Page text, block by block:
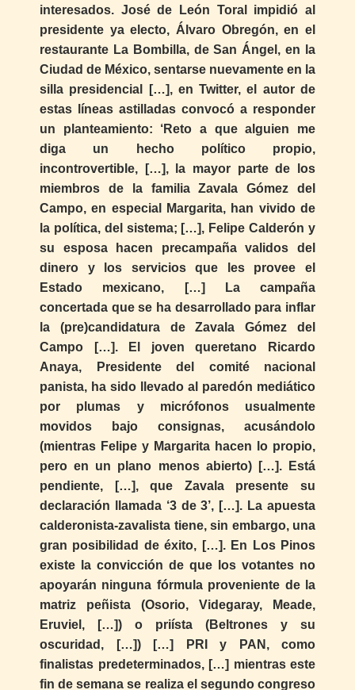
interesados. José de León Toral impidió al
presidente ya electo, Álvaro Obregón, en el
restaurante La Bombilla, de San Ángel, en la
Ciudad de México, sentarse nuevamente en la
silla presidencial […], en Twitter, el autor de
estas líneas astilladas convocó a responder
un planteamiento: ‘Reto a que alguien me
diga un hecho político propio,
incontrovertible, […], la mayor parte de los
miembros de la familia Zavala Gómez del
Campo, en especial Margarita, han vivido de
la política, del sistema; […], Felipe Calderón y
su esposa hacen precampaña validos del
dinero y los servicios que les provee el
Estado mexicano, […] La campaña
concertada que se ha desarrollado para inflar
la (pre)candidatura de Zavala Gómez del
Campo […]. El joven queretano Ricardo
Anaya, Presidente del comité nacional
panista, ha sido llevado al paredón mediático
por plumas y micrófonos usualmente
movidos bajo consignas, acusándolo
(mientras Felipe y Margarita hacen lo propio,
pero en un plano menos abierto) […]. Está
pendiente, […], que Zavala presente su
declaración llamada ‘3 de 3’, […]. La apuesta
calderonista-zavalista tiene, sin embargo, una
gran posibilidad de éxito, […]. En Los Pinos
existe la convicción de que los votantes no
apoyarán ninguna fórmula proveniente de la
matriz peñista (Osorio, Videgaray, Meade,
Eruviel, […]) o priísta (Beltrones y su
oscuridad, […]) […] PRI y PAN, como
finalistas predeterminados, […] mientras este
fin de semana se realiza el segundo congreso